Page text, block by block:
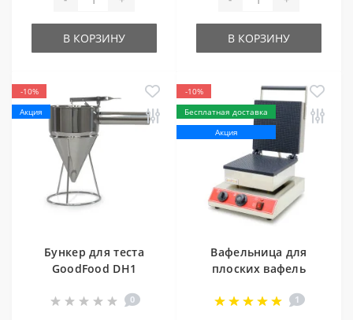
В КОРЗИНУ В КОРЗИНУ
-10%
Акция
Бункер для теста
GoodFood DH1
0
-10%
Бесплатная доставка
Акция
Вафельница для
плоских вафель
1